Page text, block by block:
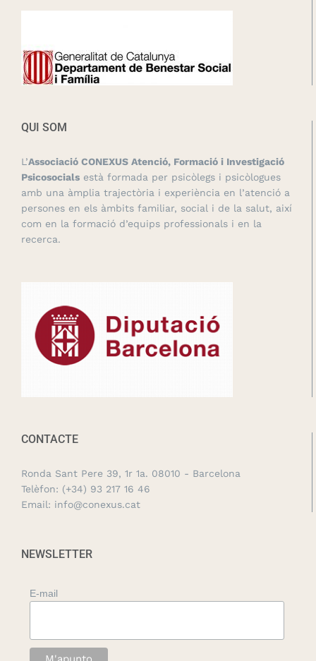
QUI SOM
L’Associació CONEXUS Atenció, Formació i Investigació
Psicosocials està formada per psicòlegs i psicòlogues
amb una àmplia trajectòria i experiència en l’atenció a
persones en els àmbits familiar, social i de la salut, així
com en la formació d’equips professionals i en la
recerca.
CONTACTE
Ronda Sant Pere 39, 1r 1a. 08010 - Barcelona
Telèfon: (+34) 93 217 16 46
Email: info@conexus.cat
NEWSLETTER
E-mail